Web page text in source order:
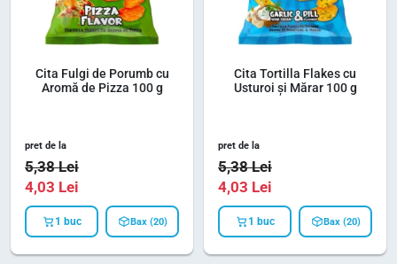
Cita Fulgi de Porumb cu
Aromă de Pizza 100 g
pret de la
5,38Lei
4,03 Lei
1 buc Bax (20)
Cita Tortilla Flakes cu
Usturoi și Mărar 100 g
pret de la
5,38Lei
4,03 Lei
1 buc Bax (20)